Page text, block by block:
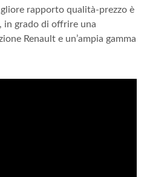
rapporto qualità-prezzo è
in grado di offrire una
Renault e un’ampia gamma